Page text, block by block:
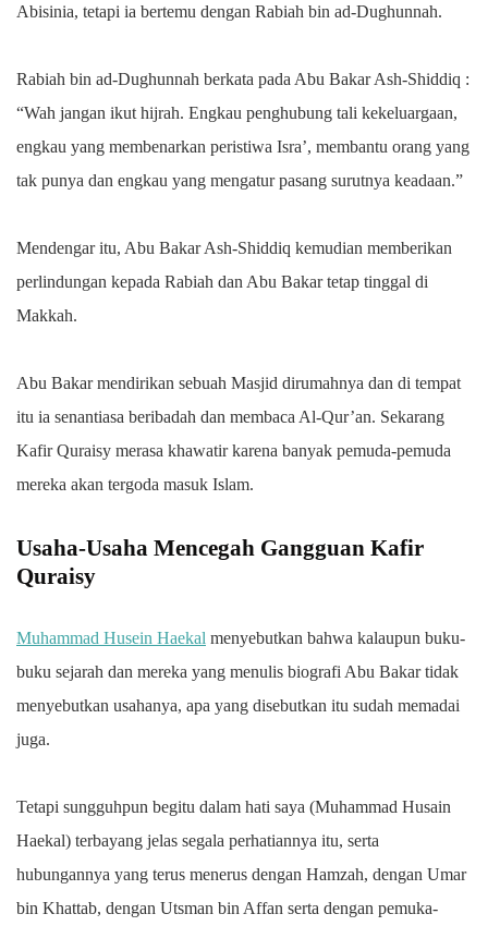
Abisinia, tetapi ia bertemu dengan Rabiah bin ad-Dughunnah.
Rabiah bin ad-Dughunnah berkata pada Abu Bakar Ash-Shiddiq :
“Wah jangan ikut hijrah. Engkau penghubung tali kekeluargaan,
engkau yang membenarkan peristiwa Isra’, membantu orang yang
tak punya dan engkau yang mengatur pasang surutnya keadaan.”
Mendengar itu, Abu Bakar Ash-Shiddiq kemudian memberikan
perlindungan kepada Rabiah dan Abu Bakar tetap tinggal di
Makkah.
Abu Bakar mendirikan sebuah Masjid dirumahnya dan di tempat
itu ia senantiasa beribadah dan membaca Al-Qur’an. Sekarang
Kafir Quraisy merasa khawatir karena banyak pemuda-pemuda
mereka akan tergoda masuk Islam.
Usaha-Usaha Mencegah Gangguan Kafir
Quraisy
Muhammad Husein Haekal menyebutkan bahwa kalaupun buku-
buku sejarah dan mereka yang menulis biografi Abu Bakar tidak
menyebutkan usahanya, apa yang disebutkan itu sudah memadai
juga.
Tetapi sungguhpun begitu dalam hati saya (Muhammad Husain
Haekal) terbayang jelas segala perhatiannya itu, serta
hubungannya yang terus menerus dengan Hamzah, dengan Umar
bin Khattab, dengan Utsman bin Affan serta dengan pemuka-